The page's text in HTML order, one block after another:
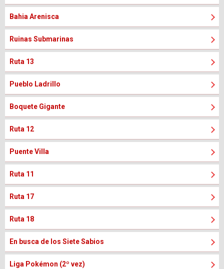
Bahia Arenisca
Ruinas Submarinas
Ruta 13
Pueblo Ladrillo
Boquete Gigante
Ruta 12
Puente Villa
Ruta 11
Ruta 17
Ruta 18
En busca de los Siete Sabios
Liga Pokémon (2º vez)